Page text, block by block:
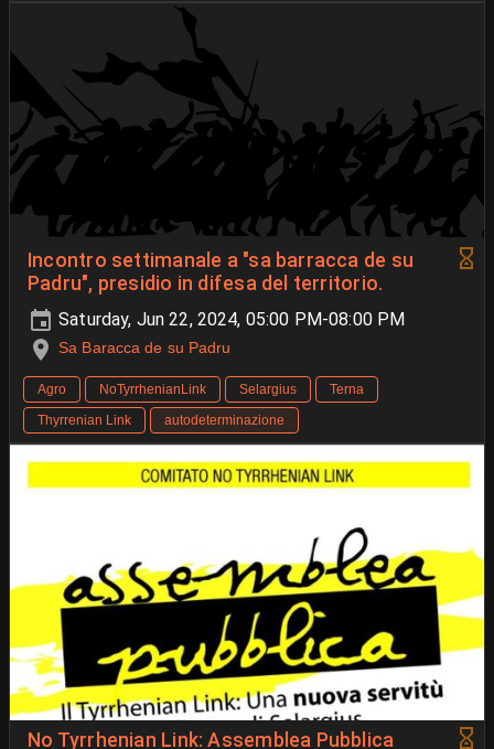
Incontro settimanale a "sa barracca de su
Padru", presidio in difesa del territorio.
Saturday, Jun 22, 2024, 05:00 PM-08:00 PM
Sa Baracca de su Padru
Agro NoTyrrhenianLink Selargius
Terna
Thyrrenian Link
autodeterminazione
No Tyrrhenian Link: Assemblea Pubblica